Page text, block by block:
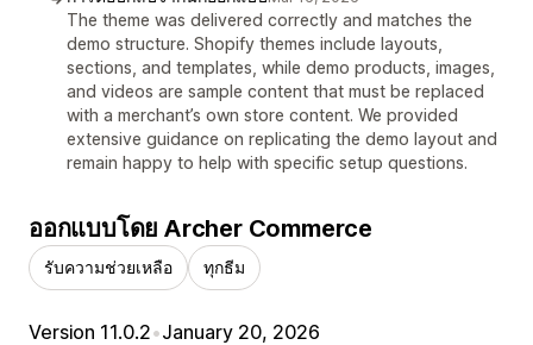
The theme was delivered correctly and matches the
demo structure. Shopify themes include layouts,
sections, and templates, while demo products, images,
and videos are sample content that must be replaced
with a merchant’s own store content. We provided
extensive guidance on replicating the demo layout and
remain happy to help with specific setup questions.
ออกแบบโดย Archer Commerce
รับความช่วยเหลือ ทุกธีม
Version 11.0.2•January 20, 2026